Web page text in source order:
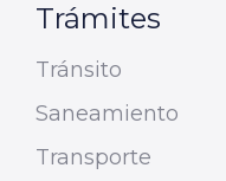
Trámites
Tránsito
Saneamiento
Transporte